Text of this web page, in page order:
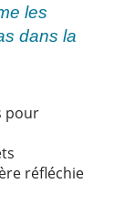
les
dans la
pour
réfléchie